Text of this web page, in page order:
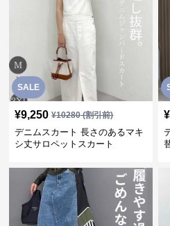
SALE
¥9,250 ¥10280(割引前)
デニムスカート 長さのあるマキ
シ丈サロペットスカート
¥